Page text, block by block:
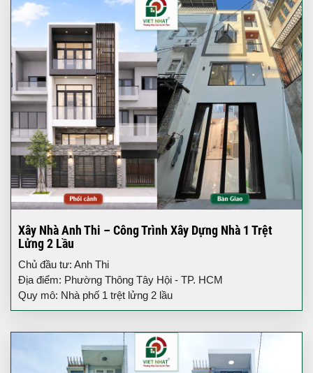
Xây Nhà Anh Thi – Công Trình Xây Dựng Nhà 1 Trệt
Lửng 2 Lầu
Chủ đầu tư: Anh Thi
Địa điểm: Phường Thông Tây Hội - TP. HCM
Quy mô: Nhà phố 1 trệt lửng 2 lầu